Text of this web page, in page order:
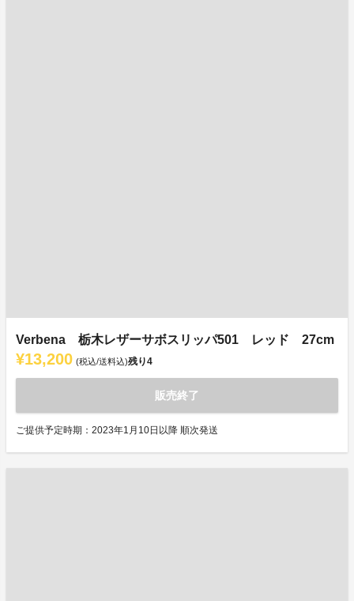
Verbena 栃木レザーサボスリッパ501 レッド 27cm
¥13,200 (税込/送料込)残り4
販売終了
ご提供予定時期：2023年1月10日以降 順次発送